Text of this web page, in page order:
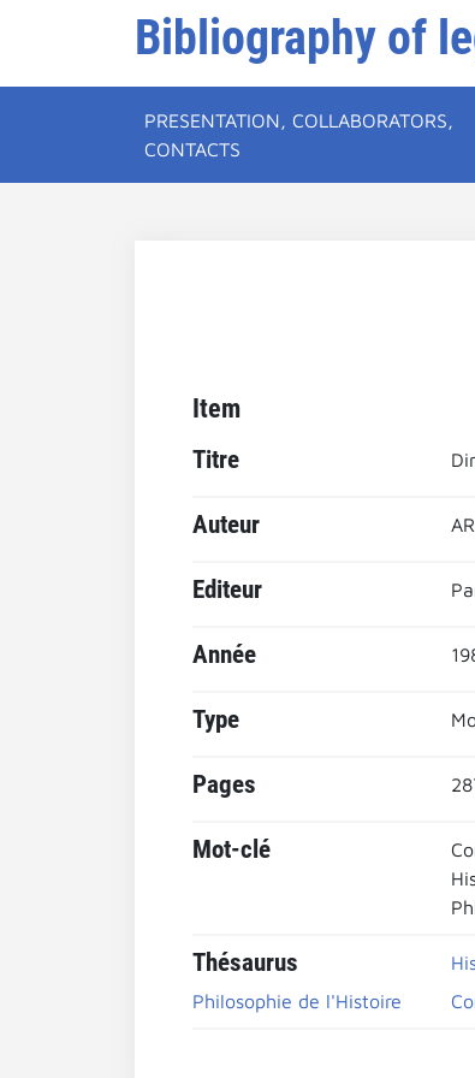
Bibliography of
PRESENTATION, COLLABORATORS,
CONTACTS
Item
Titre
Auteur
Editeur
Année
Type
Pages
Mot-clé
Thésaurus
Philosophie de l'Histoire